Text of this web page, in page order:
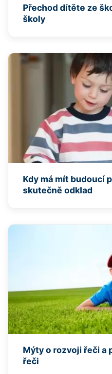
Přechod dítěte ze
školy
Kdy má mít budoucí
skutečně odklad
Mýty o rozvoji řeči a
řeči